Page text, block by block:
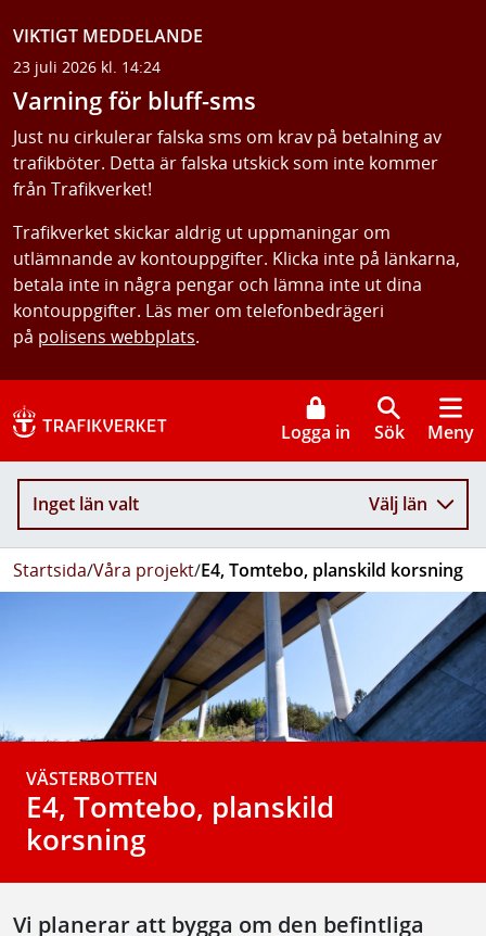
VIKTIGT MEDDELANDE
23 juli 2026 kl. 14:24
Varning för bluff-sms
Just nu cirkulerar falska sms om krav på betalning av
trafikböter. Detta är falska utskick som inte kommer
från Trafikverket!
Trafikverket skickar aldrig ut uppmaningar om
utlämnande av kontouppgifter. Klicka inte på länkarna,
betala inte in några pengar och lämna inte ut dina
kontouppgifter. Läs mer om telefonbedrägeri
på polisens webbplats.
Logga in Sök Meny
Inget län valt Välj län
Startsida/Våra projekt/E4, Tomtebo, planskild korsning
VÄSTERBOTTEN
E4, Tomtebo, planskild
korsning
Vi planerar att bygga om den befintliga